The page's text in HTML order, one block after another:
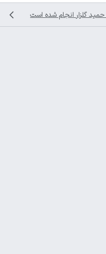
حمید گلزار انجام شده است